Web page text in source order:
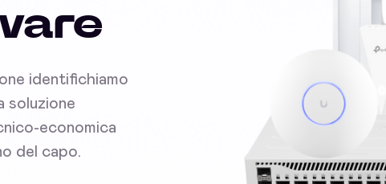
identifichiamo
soluzione
economica
del capo.